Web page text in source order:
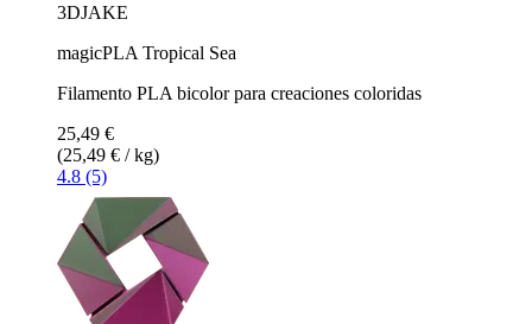
3DJAKE
magicPLA Tropical Sea
Filamento PLA bicolor para creaciones coloridas
25,49 €
(25,49 € / kg)
4.8 (5)